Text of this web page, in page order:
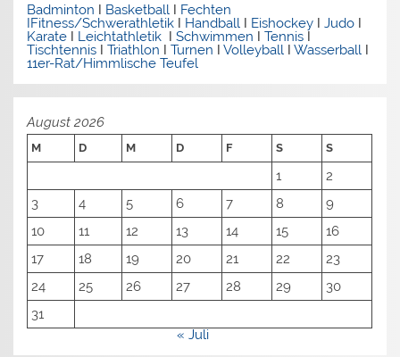
Badminton I Basketball I Fechten
IFitness/Schwerathletik I Handball I Eishockey IJudo I
Karate I Leichtathletik ISchwimmen ITennis I
Tischtennis ITriathlon ITurnen IVolleyball IWasserball I
11er-Rat/Himmlische Teufel
August 2026
M D M D F S S
1
2
3
4 5 6 7 8
9
10
11 12 13 14 15
16
17
18 19 20 21 22
23
24
25 26 27 28 29
30
31
« Juli